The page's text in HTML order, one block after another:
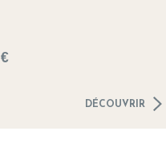
€
DÉCOUVRIR